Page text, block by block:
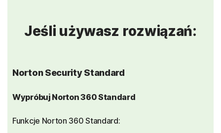
Jeśli używasz rozwiązań:
Norton Security Standard
Wypróbuj Norton 360 Standard
Funkcje Norton 360 Standard: